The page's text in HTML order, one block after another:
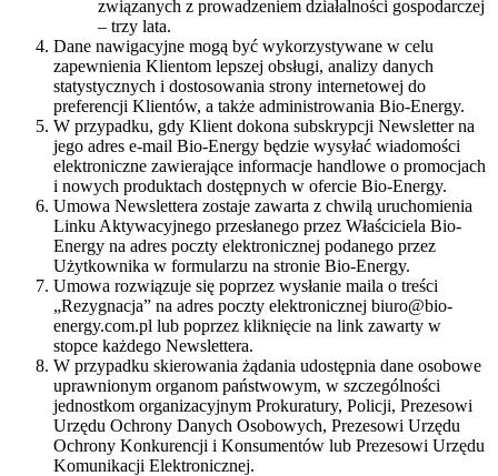
związanych z prowadzeniem działalności gospodarczej
– trzy lata.
Dane nawigacyjne mogą być wykorzystywane w celu
zapewnienia Klientom lepszej obsługi, analizy danych
statystycznych i dostosowania strony internetowej do
preferencji Klientów, a także administrowania Bio-Energy.
W przypadku, gdy Klient dokona subskrypcji Newsletter na
jego adres e-mail Bio-Energy będzie wysyłać wiadomości
elektroniczne zawierające informacje handlowe o promocjach
i nowych produktach dostępnych w ofercie Bio-Energy.
Umowa Newslettera zostaje zawarta z chwilą uruchomienia
Linku Aktywacyjnego przesłanego przez Właściciela Bio-
Energy na adres poczty elektronicznej podanego przez
Użytkownika w formularzu na stronie Bio-Energy.
Umowa rozwiązuje się poprzez wysłanie maila o treści
„Rezygnacja” na adres poczty elektronicznej biuro@bio-
energy.com.pl lub poprzez kliknięcie na link zawarty w
stopce każdego Newslettera.
W przypadku skierowania żądania udostępnia dane osobowe
uprawnionym organom państwowym, w szczególności
jednostkom organizacyjnym Prokuratury, Policji, Prezesowi
Urzędu Ochrony Danych Osobowych, Prezesowi Urzędu
Ochrony Konkurencji i Konsumentów lub Prezesowi Urzędu
Komunikacji Elektronicznej.